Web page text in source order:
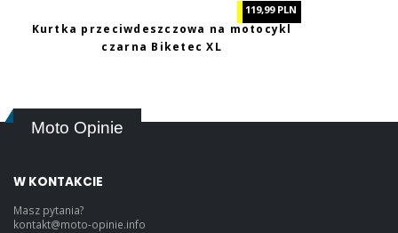
119,99 PLN
Kurtka przeciwdeszczowa na motocykl
czarna Biketec XL
Moto Opinie
W KONTAKCIE
Masz pytania?
kontakt@moto-opinie.info